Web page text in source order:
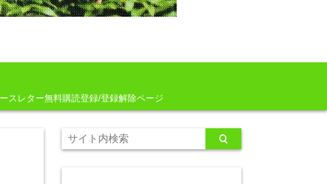
スレター無料購読登録/登録解除ページ